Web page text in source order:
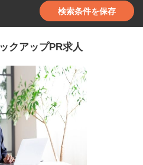
検索条件を保存
クアップPR求人